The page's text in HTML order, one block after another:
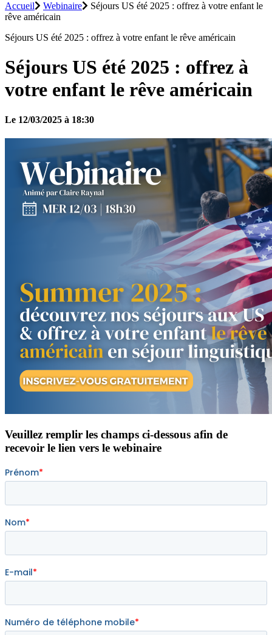
Accueil
Webinaire
Séjours US été 2025 : offrez à votre enfant le
rêve américain
Séjours US été 2025 : offrez à votre enfant le rêve américain
Séjours US été 2025 : offrez à
votre enfant le rêve américain
Le 12/03/2025 à 18:30
Veuillez remplir les champs ci-dessous afin de
recevoir le lien vers le webinaire